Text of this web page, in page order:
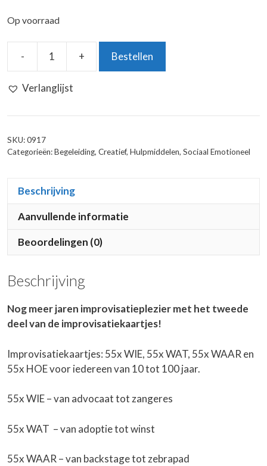
Op voorraad
-
WIE
aantal
+ Bestellen
Verlanglijst
SKU:0917
Categorieën:Begeleiding, Creatief, Hulpmiddelen, Sociaal Emotioneel
Beschrijving
Aanvullende informatie
Beoordelingen (0)
Beschrijving
Nog meer jaren improvisatieplezier met het tweede
deel van de improvisatiekaartjes!
Improvisatiekaartjes: 55x WIE, 55x WAT, 55x WAAR en
55x HOE voor iedereen van 10 tot 100 jaar.
55x WIE – van advocaat tot zangeres
55x WAT – van adoptie tot winst
55x WAAR – van backstage tot zebrapad